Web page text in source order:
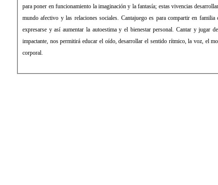
para poner en funcionamiento la imaginación y la fantasía; estas vivencias
mundo afectivo y las relaciones sociales. Cantajuego es para compartir en
expresarse y así aumentar la autoestima y el bienestar personal. Cantar y jugar
impactante, nos permitirá educar el oído, desarrollar el sentido rítmico, la voz, el
corporal.